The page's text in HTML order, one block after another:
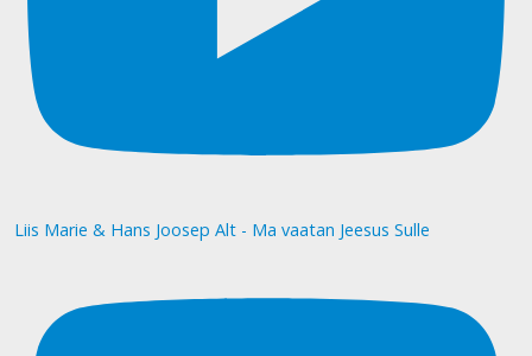
Liis Marie & Hans Joosep Alt - Ma vaatan Jeesus Sulle